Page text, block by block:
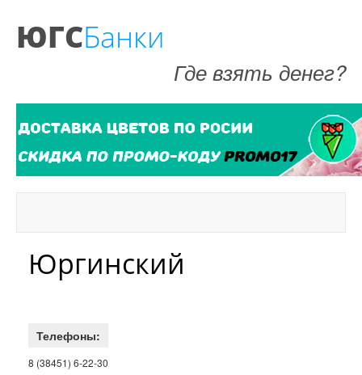
ЮГСБанки
Где взять денег?
Юргинский
Телефоны:
8 (38451) 6-22-30